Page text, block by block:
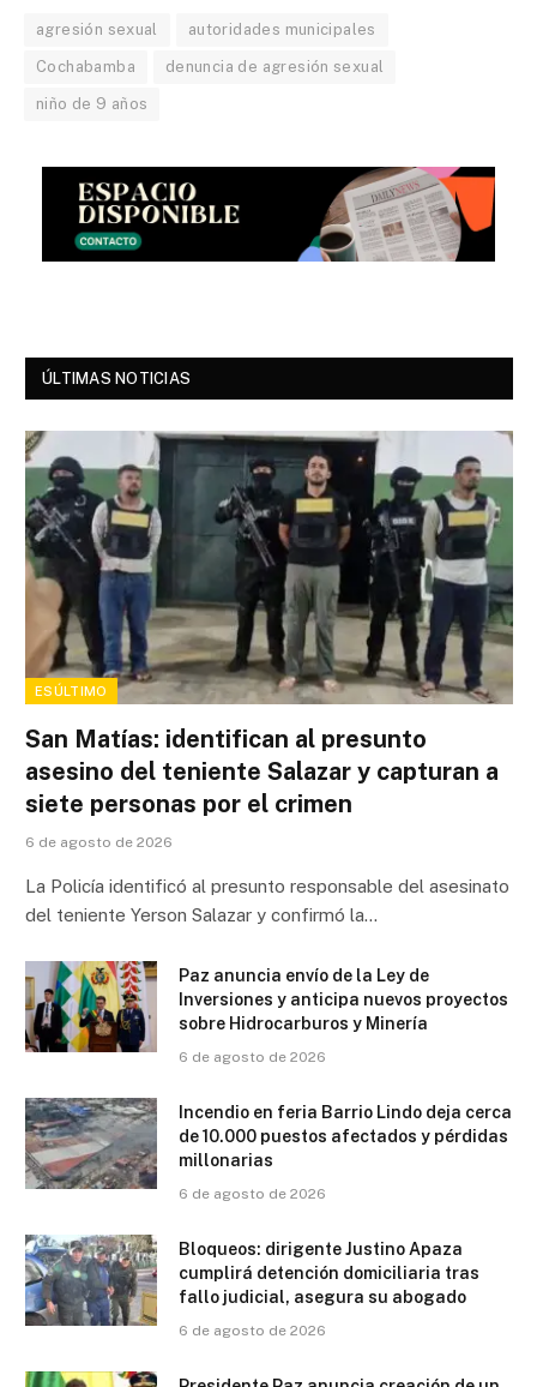
agresión sexual autoridades municipales
Cochabamba denuncia de agresión sexual
niño de 9 años
ÚLTIMAS NOTICIAS
ESÚLTIMO
San Matías: identifican al presunto
asesino del teniente Salazar y capturan a
siete personas por el crimen
6 de agosto de 2026
La Policía identificó al presunto responsable del asesinato
del teniente Yerson Salazar y confirmó la…
Paz anuncia envío de la Ley de
Inversiones y anticipa nuevos proyectos
sobre Hidrocarburos y Minería
6 de agosto de 2026
Incendio en feria Barrio Lindo deja cerca
de 10.000 puestos afectados y pérdidas
millonarias
6 de agosto de 2026
Bloqueos: dirigente Justino Apaza
cumplirá detención domiciliaria tras
fallo judicial, asegura su abogado
6 de agosto de 2026